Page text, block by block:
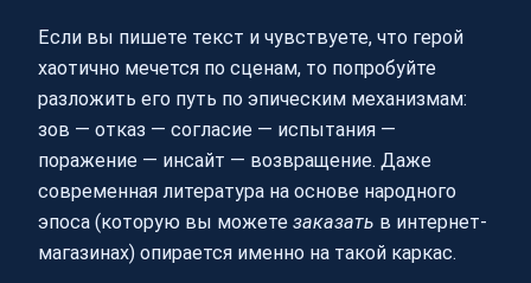
Если вы пишете текст и чувствуете, что герой
хаотично мечется по сценам, то попробуйте
разложить его путь по эпическим механизмам:
зов — отказ — согласие — испытания —
поражение — инсайт — возвращение. Даже
современная литература на основе народного
эпоса (которую вы можете заказать в интернет-
магазинах) опирается именно на такой каркас.